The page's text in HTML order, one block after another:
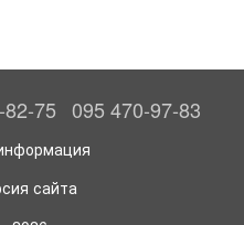
75 095 470-97-83
сайта